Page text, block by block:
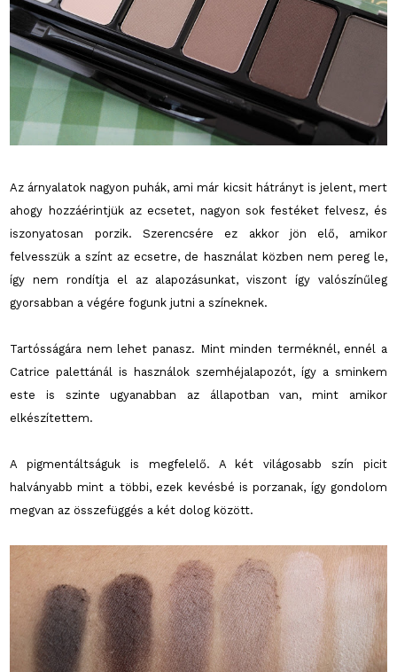
Az árnyalatok nagyon puhák, ami már kicsit hátrányt is jelent, mert
ahogy hozzáérintjük az ecsetet, nagyon sok festéket felvesz, és
iszonyatosan porzik. Szerencsére ez akkor jön elő, amikor
felvesszük a színt az ecsetre, de használat közben nem pereg le,
így nem rondítja el az alapozásunkat, viszont így valószínűleg
gyorsabban a végére fogunk jutni a színeknek.
Tartósságára nem lehet panasz. Mint minden terméknél, ennél a
Catrice palettánál is használok szemhéjalapozót, így a sminkem
este is szinte ugyanabban az állapotban van, mint amikor
elkészítettem.
A pigmentáltságuk is megfelelő. A két világosabb szín picit
halványabb mint a többi, ezek kevésbé is porzanak, így gondolom
megvan az összefüggés a két dolog között.